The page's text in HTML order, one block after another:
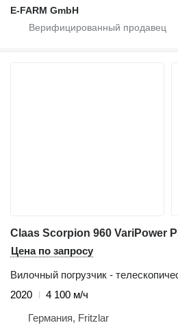
E-FARM GmbH
Claas Scorpion 960 VariPower
Цена по запросу
Вилочный погрузчик -
2020
4 100 м/ч
Германия, Fritzlar